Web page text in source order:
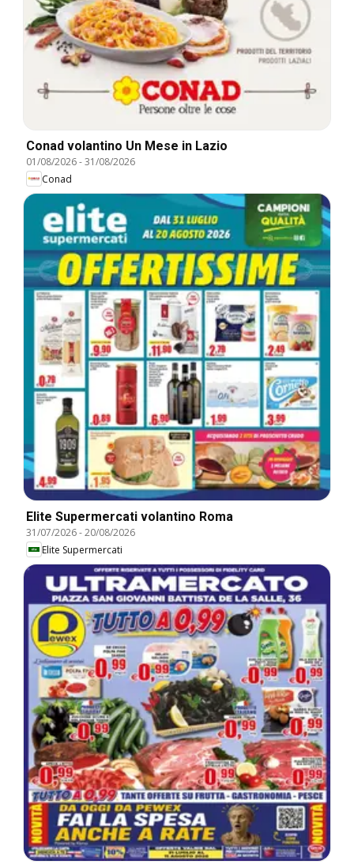
Conad volantino Un Mese in Lazio
01/08/2026-31/08/2026
Conad
Elite Supermercati volantino Roma
31/07/2026-20/08/2026
Elite Supermercati